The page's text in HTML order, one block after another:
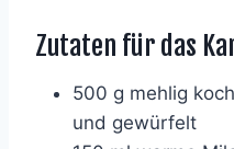
Zutaten für das
500 g mehlig
und gewürfelt